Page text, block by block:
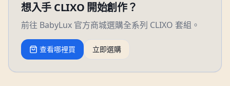
想入手 CLIXO 開始創作？
前往 BabyLux 官方商城選購全系列 CLIXO 套組。
查看哪裡買 立即選購